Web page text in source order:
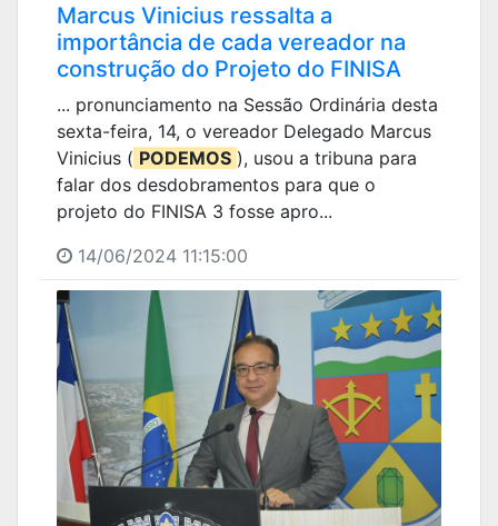
Marcus Vinicius ressalta a
importância de cada vereador na
construção do Projeto do FINISA
... pronunciamento na Sessão Ordinária desta
sexta-feira, 14, o vereador Delegado Marcus
Vinicius ( PODEMOS ), usou a tribuna para
falar dos desdobramentos para que o
projeto do FINISA 3 fosse apro...
14/06/2024 11:15:00